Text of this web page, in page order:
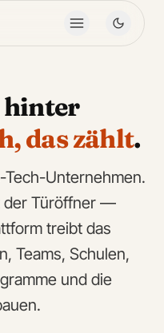
hinter
das zählt.
Unternehmen.
der Türöffner —
treibt das
Teams, Schulen,
und die